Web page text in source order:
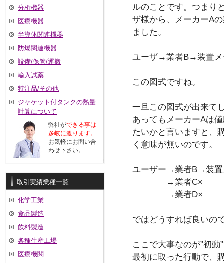
ルのことです。つまり
ザ様から、メーカーA
ました。
ユーザ→業者B→装置メ
この図式ですね。
一旦この図式が出来て
あってもメーカーAは
たいかと言いますと、
く意味が無いのです。
ユーザー→業者B→装置
→業者C×
→業者D×
ではどうすれば良いの
ここで大事なのが”初動
最初に取った行動で、
分析機器
医療機器
半導体関連機器
防爆関連機器
設備/保管/運搬
輸入試薬
特注品/その他
ジャケット付タンクの熱量
計算について
弊社ができる事は
多岐に渡ります。
お気軽にお問い合
わせ下さい。
取引実績業種一覧
化学工業
食品製造
飲料製造
各種生産工場
医療機関